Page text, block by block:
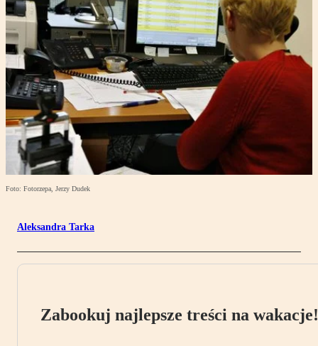
Foto: Fotorzepa, Jerzy Dudek
Aleksandra Tarka
Zabookuj najlepsze treści na wakacje!